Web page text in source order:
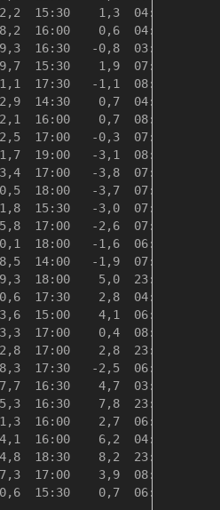
15:30    1,3  04:30
16:00    0,6  04:30
16:30   -0,8  03:00
15:30    1,9  07:30
17:30   -1,1  08:30
14:30    0,7  04:30
16:00    0,7  08:00
17:00   -0,3  07:00
19:00   -3,1  08:00
17:00   -3,8  07:30
18:00   -3,7  07:30
15:30   -3,0  07:30
17:00   -2,6  07:00
18:00   -1,6  06:30
14:00   -1,9  07:00
18:00    5,0  23:59
17:30    2,8  04:00
15:00    4,1  06:30
17:00    0,4  08:00
17:00    2,8  23:59
17:30   -2,5  06:30
16:30    4,7  03:30
16:30    7,8  23:59
16:00    2,7  06:00
16:00    6,2  04:30
18:30    8,2  23:59
17:00    3,9  08:00
15:30    0,7  06:00